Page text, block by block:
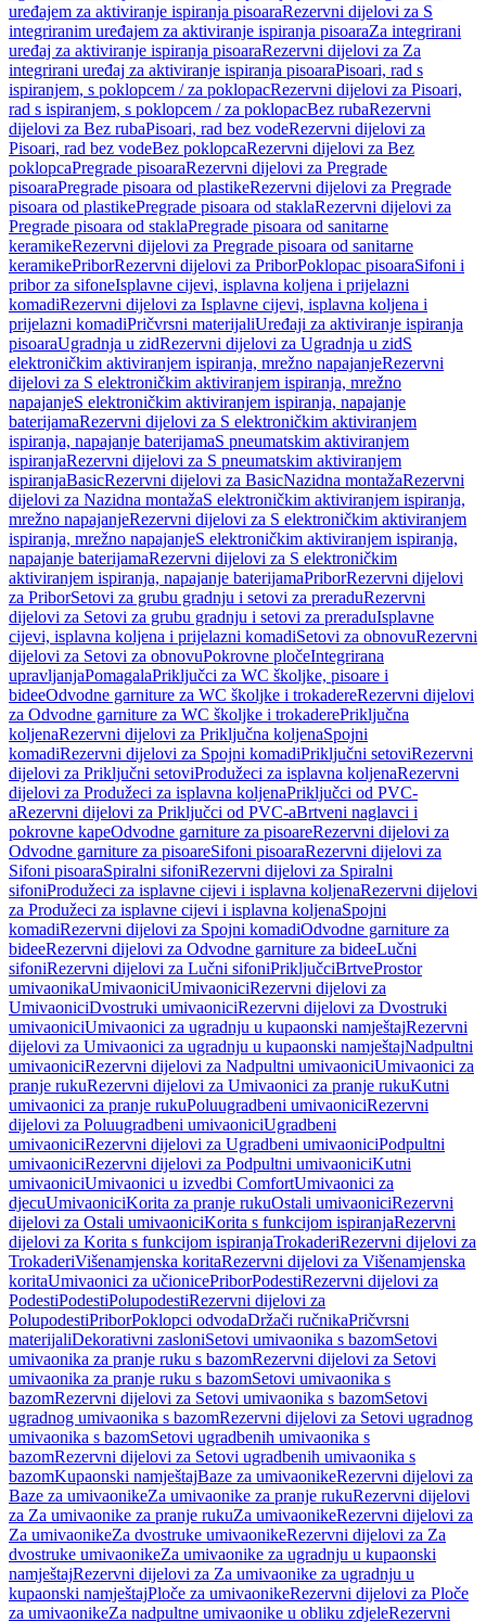
uređajem za aktiviranje ispiranja pisoaraRezervni dijelovi za S
integriranim uređajem za aktiviranje ispiranja pisoaraZa integrirani
uređaj za aktiviranje ispiranja pisoaraRezervni dijelovi za Za
integrirani uređaj za aktiviranje ispiranja pisoaraPisoari, rad s
ispiranjem, s poklopcem / za poklopacRezervni dijelovi za Pisoari,
rad s ispiranjem, s poklopcem / za poklopacBez rubaRezervni
dijelovi za Bez rubaPisoari, rad bez vodeRezervni dijelovi za
Pisoari, rad bez vodeBez poklopcaRezervni dijelovi za Bez
poklopcaPregrade pisoaraRezervni dijelovi za Pregrade
pisoaraPregrade pisoara od plastikeRezervni dijelovi za Pregrade
pisoara od plastikePregrade pisoara od staklaRezervni dijelovi za
Pregrade pisoara od staklaPregrade pisoara od sanitarne
keramikeRezervni dijelovi za Pregrade pisoara od sanitarne
keramikePriborRezervni dijelovi za PriborPoklopac pisoaraSifoni i
pribor za sifoneIsplavne cijevi, isplavna koljena i prijelazni
komadiRezervni dijelovi za Isplavne cijevi, isplavna koljena i
prijelazni komadiPričvrsni materijaliUređaji za aktiviranje ispiranja
pisoaraUgradnja u zidRezervni dijelovi za Ugradnja u zidS
elektroničkim aktiviranjem ispiranja, mrežno napajanjeRezervni
dijelovi za S elektroničkim aktiviranjem ispiranja, mrežno
napajanjeS elektroničkim aktiviranjem ispiranja, napajanje
baterijamaRezervni dijelovi za S elektroničkim aktiviranjem
ispiranja, napajanje baterijamaS pneumatskim aktiviranjem
ispiranjaRezervni dijelovi za S pneumatskim aktiviranjem
ispiranjaBasicRezervni dijelovi za BasicNazidna montažaRezervni
dijelovi za Nazidna montažaS elektroničkim aktiviranjem ispiranja,
mrežno napajanjeRezervni dijelovi za S elektroničkim aktiviranjem
ispiranja, mrežno napajanjeS elektroničkim aktiviranjem ispiranja,
napajanje baterijamaRezervni dijelovi za S elektroničkim
aktiviranjem ispiranja, napajanje baterijamaPriborRezervni dijelovi
za PriborSetovi za grubu gradnju i setovi za preraduRezervni
dijelovi za Setovi za grubu gradnju i setovi za preraduIsplavne
cijevi, isplavna koljena i prijelazni komadiSetovi za obnovuRezervni
dijelovi za Setovi za obnovuPokrovne pločeIntegrirana
upravljanjaPomagalaPriključci za WC školjke, pisoare i
bideeOdvodne garniture za WC školjke i trokadereRezervni dijelovi
za Odvodne garniture za WC školjke i trokaderePriključna
koljenaRezervni dijelovi za Priključna koljenaSpojni
komadiRezervni dijelovi za Spojni komadiPriključni setoviRezervni
dijelovi za Priključni setoviProdužeci za isplavna koljenaRezervni
dijelovi za Produžeci za isplavna koljenaPriključci od PVC-
aRezervni dijelovi za Priključci od PVC-aBrtveni naglavci i
pokrovne kapeOdvodne garniture za pisoareRezervni dijelovi za
Odvodne garniture za pisoareSifoni pisoaraRezervni dijelovi za
Sifoni pisoaraSpiralni sifoniRezervni dijelovi za Spiralni
sifoniProdužeci za isplavne cijevi i isplavna koljenaRezervni dijelovi
za Produžeci za isplavne cijevi i isplavna koljenaSpojni
komadiRezervni dijelovi za Spojni komadiOdvodne garniture za
bideeRezervni dijelovi za Odvodne garniture za bideeLučni
sifoniRezervni dijelovi za Lučni sifoniPriključciBrtveProstor
umivaonikaUmivaoniciUmivaoniciRezervni dijelovi za
UmivaoniciDvostruki umivaoniciRezervni dijelovi za Dvostruki
umivaoniciUmivaonici za ugradnju u kupaonski namještajRezervni
dijelovi za Umivaonici za ugradnju u kupaonski namještajNadpultni
umivaoniciRezervni dijelovi za Nadpultni umivaoniciUmivaonici za
pranje rukuRezervni dijelovi za Umivaonici za pranje rukuKutni
umivaonici za pranje rukuPoluugradbeni umivaoniciRezervni
dijelovi za Poluugradbeni umivaoniciUgradbeni
umivaoniciRezervni dijelovi za Ugradbeni umivaoniciPodpultni
umivaoniciRezervni dijelovi za Podpultni umivaoniciKutni
umivaoniciUmivaonici u izvedbi ComfortUmivaonici za
djecuUmivaoniciKorita za pranje rukuOstali umivaoniciRezervni
dijelovi za Ostali umivaoniciKorita s funkcijom ispiranjaRezervni
dijelovi za Korita s funkcijom ispiranjaTrokaderiRezervni dijelovi za
TrokaderiVišenamjenska koritaRezervni dijelovi za Višenamjenska
koritaUmivaonici za učionicePriborPodestiRezervni dijelovi za
PodestiPodestiPolupodestiRezervni dijelovi za
PolupodestiPriborPoklopci odvodaDržači ručnikaPričvrsni
materijaliDekorativni zasloniSetovi umivaonika s bazomSetovi
umivaonika za pranje ruku s bazomRezervni dijelovi za Setovi
umivaonika za pranje ruku s bazomSetovi umivaonika s
bazomRezervni dijelovi za Setovi umivaonika s bazomSetovi
ugradnog umivaonika s bazomRezervni dijelovi za Setovi ugradnog
umivaonika s bazomSetovi ugradbenih umivaonika s
bazomRezervni dijelovi za Setovi ugradbenih umivaonika s
bazomKupaonski namještajBaze za umivaonikeRezervni dijelovi za
Baze za umivaonikeZa umivaonike za pranje rukuRezervni dijelovi
za Za umivaonike za pranje rukuZa umivaonikeRezervni dijelovi za
Za umivaonikeZa dvostruke umivaonikeRezervni dijelovi za Za
dvostruke umivaonikeZa umivaonike za ugradnju u kupaonski
namještajRezervni dijelovi za Za umivaonike za ugradnju u
kupaonski namještajPloče za umivaonikeRezervni dijelovi za Ploče
za umivaonikeZa nadpultne umivaonike u obliku zdjeleRezervni